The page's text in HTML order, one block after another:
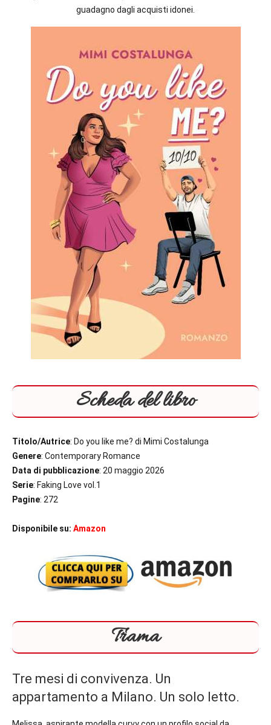
guadagno dagli acquisti idonei.
Scheda del libro
Titolo/Autrice: Do you like me? di Mimi Costalunga
Genere: Contemporary Romance
Data di pubblicazione: 20 maggio 2026
Serie: Faking Love vol.1
Pagine: 272
Disponibile su: Amazon
Trama
Tre mesi di convivenza. Un
appartamento a Milano. Un solo letto.